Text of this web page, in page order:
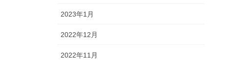
2023年1月
2022年12月
2022年11月